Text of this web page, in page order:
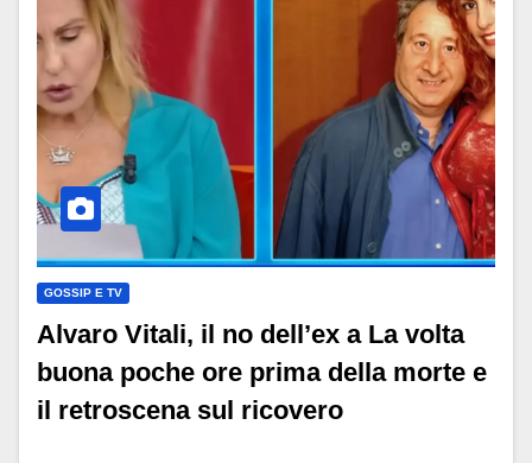
GOSSIP E TV
Alvaro Vitali, il no dell’ex a La volta
buona poche ore prima della morte e
il retroscena sul ricovero